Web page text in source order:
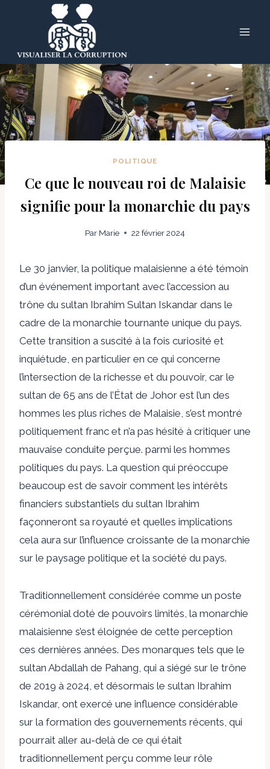
POLITIQUE
Ce que le nouveau roi de Malaisie
signifie pour la monarchie du pays
Par Marie 22 février 2024
Le 30 janvier, la politique malaisienne a été témoin
d’un événement important avec l’accession au
trône du sultan Ibrahim Sultan Iskandar dans le
cadre de la monarchie tournante unique du pays.
Cette transition a suscité à la fois curiosité et
inquiétude, en particulier en ce qui concerne
l’intersection de la richesse et du pouvoir, car le
sultan de 65 ans de l’État de Johor est l’un des
hommes les plus riches de Malaisie, s’est montré
politiquement franc et n’a pas hésité à critiquer une
mauvaise conduite perçue. parmi les hommes
politiques du pays. La question qui préoccupe
beaucoup est de savoir comment les intérêts
financiers substantiels du sultan Ibrahim
façonneront sa royauté et quelles implications
cela aura sur l’influence croissante de la monarchie
sur le paysage politique et la société du pays.
Traditionnellement considérée comme un poste
cérémonial doté de pouvoirs limités, la monarchie
malaisienne s’est éloignée de cette perception
ces dernières années. Des monarques tels que le
sultan Abdallah de Pahang, qui a siégé sur le trône
de 2019 à 2024, et désormais le sultan Ibrahim
Iskandar, ont exercé une influence considérable
sur la formation des gouvernements récents, qui
pourrait aller au-delà de ce qui était
traditionnellement perçu comme leur rôle